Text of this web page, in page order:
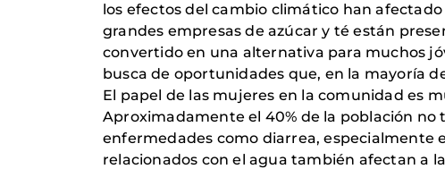
los efectos del cambio climático han
grandes empresas de azúcar y té están
convertido en una alternativa para muchos
busca de oportunidades que, en la mayoría
El papel de las mujeres en la comunidad es
Aproximadamente el 40% de la población
enfermedades como diarrea, especialmente
relacionados con el agua también afectan a